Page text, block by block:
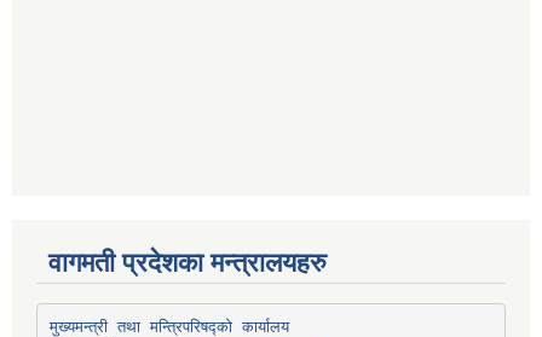
वागमती प्रदेशका मन्त्रालयहरु
मुख्यमन्त्री तथा मन्त्रिपरिषद्को कार्यालय